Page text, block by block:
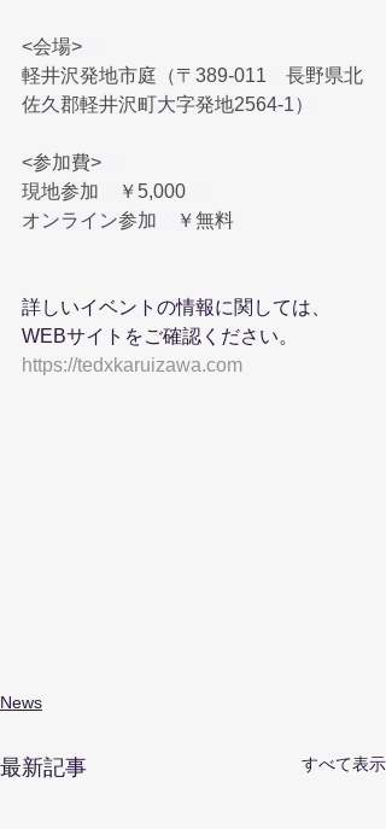
<会場>
軽井沢発地市庭（〒389-011　長野県北
佐久郡軽井沢町大字発地2564-1）
<参加費>
現地参加　￥5,000
オンライン参加　￥無料
詳しいイベントの情報に関しては、
WEBサイトをご確認ください。
https://tedxkaruizawa.com
News
最新記事 すべて表示